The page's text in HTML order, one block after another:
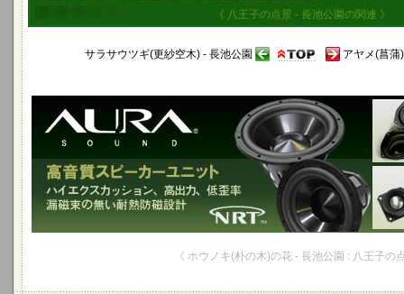
《 八王子の点景 - 長池公園の関連 》
サラサウツギ(更紗空木) - 長池公園 アヤメ(菖蒲
《 ホウノキ(朴の木)の花 - 長池公園 : 八王子の